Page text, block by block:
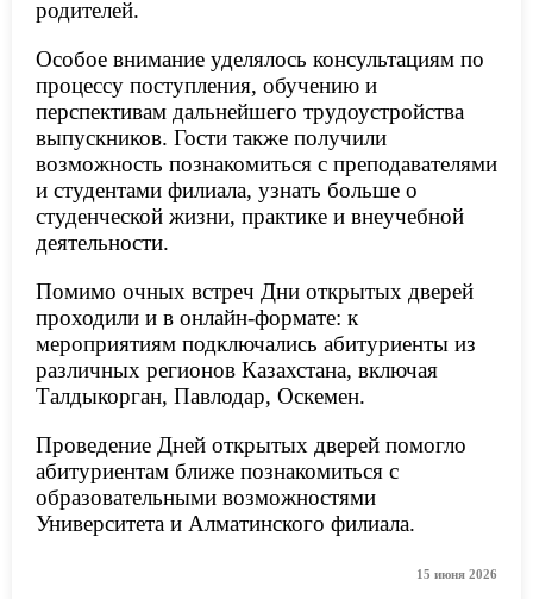
родителей.
Особое внимание уделялось консультациям по
процессу поступления, обучению и
перспективам дальнейшего трудоустройства
выпускников. Гости также получили
возможность познакомиться с преподавателями
и студентами филиала, узнать больше о
студенческой жизни, практике и внеучебной
деятельности.
Помимо очных встреч Дни открытых дверей
проходили и в онлайн-формате: к
мероприятиям подключались абитуриенты из
различных регионов Казахстана, включая
Талдыкорган, Павлодар, Оскемен.
Проведение Дней открытых дверей помогло
абитуриентам ближе познакомиться с
образовательными возможностями
Университета и Алматинского филиала.
15 июня 2026